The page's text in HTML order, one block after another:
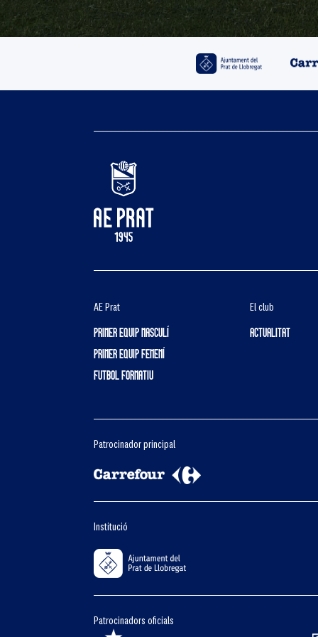
AE Prat
PRIMER EQUIP MASCULÍ
PRIMER EQUIP FEMENÍ
FUTBOL FORMATIU
El club
ACTUALITAT
Patrocinador principal
Institució
Patrocinadors oficials